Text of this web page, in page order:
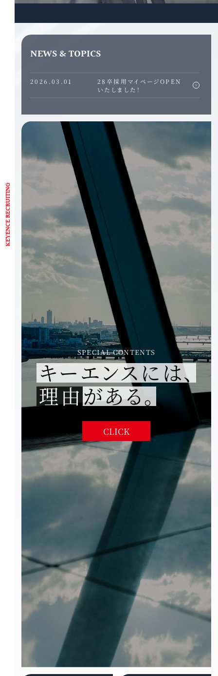
KEYENCE RECRUITING
NEWS & TOPICS
2026.03.01
28卒採用マイページOPEN
いたしました！
SPECIAL CONTENTS
キーエンスには、
理由がある。
CLICK